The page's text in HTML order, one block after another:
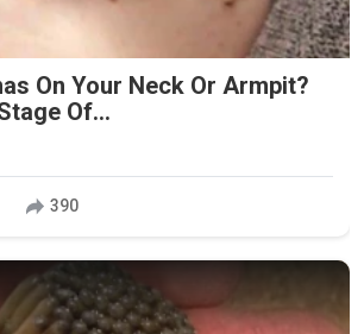
On Your Neck Or Armpit?
Of...
390